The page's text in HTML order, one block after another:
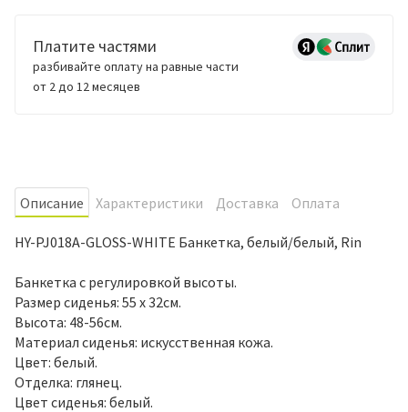
Платите частями
разбивайте оплату на равные части
от 2 до 12 месяцев
Oписание Характеристики Доставка Оплата
HY-PJ018A-GLOSS-WHITE Банкетка, белый/белый, Rin
Банкетка с регулировкой высоты.
Размер сиденья: 55 х 32см.
Высота: 48-56см.
Материал сиденья: искусственная кожа.
Цвет: белый.
Отделка: глянец.
Цвет сиденья: белый.